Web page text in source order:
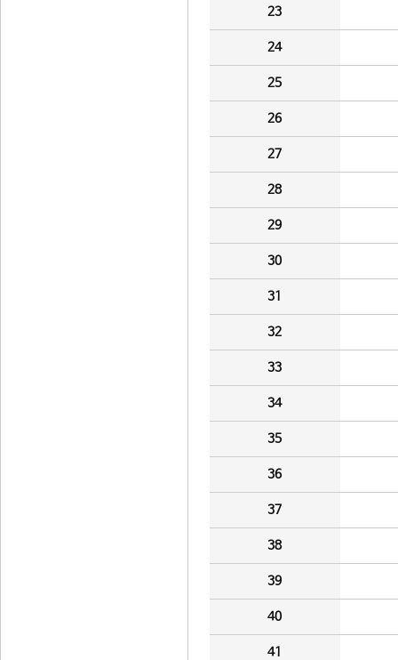
23
24
25
26
27
28
29
30
31
32
33
34
35
36
37
38
39
40
41